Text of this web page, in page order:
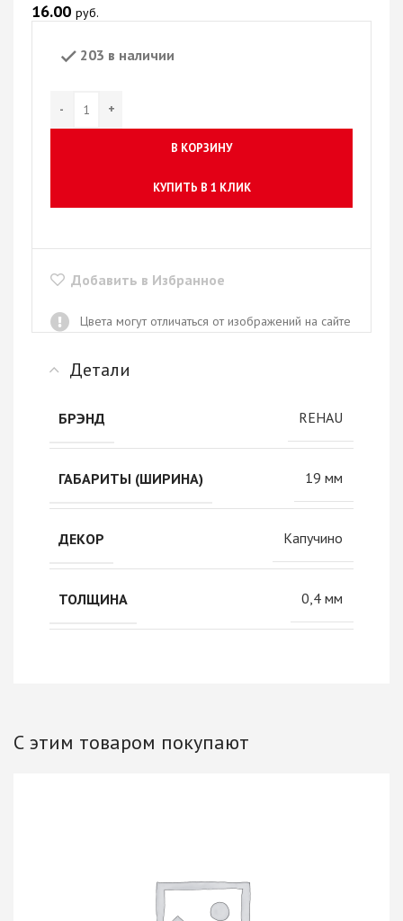
16.00 руб.
203 в наличии
В КОРЗИНУ
КУПИТЬ В 1 КЛИК
Добавить в Избранное
Цвета могут отличаться от изображений на сайте
Детали
БРЭНД REHAU
ГАБАРИТЫ (ШИРИНА) 19 мм
ДЕКОР Капучино
ТОЛЩИНА 0,4 мм
С этим товаром покупают